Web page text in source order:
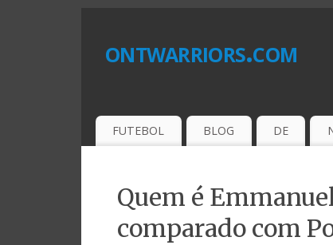
ontwarriors.com
FUTEBOL BLOG DE
Quem é
comparado com